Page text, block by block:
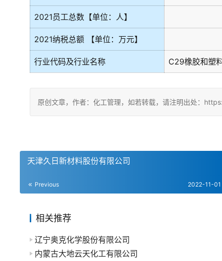
2021员工总数【单位：人】
2021纳税总额 【单位：万元】
行业代码及行业名称 C29橡胶和塑
原创文章，作者：化工管理，如若转载，请注明出处：
天津久日新材料股份有限公司
Previous 2022-11-01
相关推荐
辽宁奥克化学股份有限公司
内蒙古大地云天化工有限公司